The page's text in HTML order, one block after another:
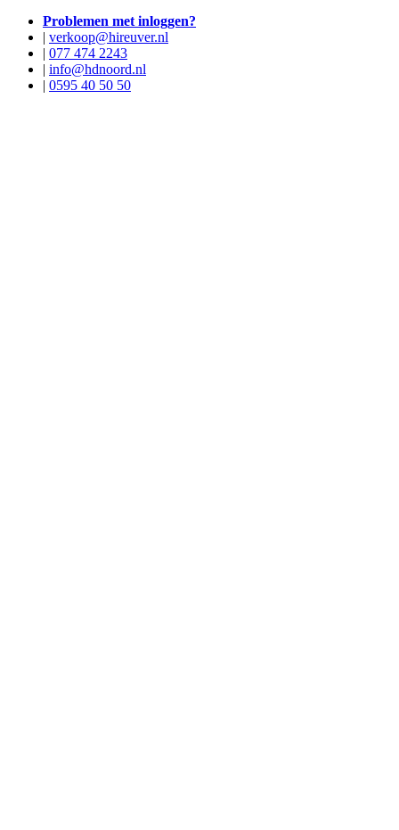
Problemen met inloggen?
| verkoop@hireuver.nl
| 077 474 2243
| info@hdnoord.nl
| 0595 40 50 50